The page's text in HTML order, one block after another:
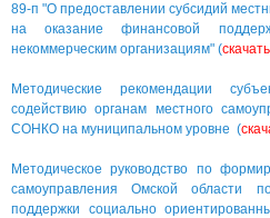
89-п "О предоставлении субсидий
на оказание финансовой
некоммерческим организациям" (скачать
Методические рекомендации
содействию органам местного
СОНКО на муниципальном уровне (
Методическое руководство по
самоуправления Омской области
поддержки социально